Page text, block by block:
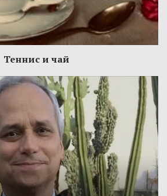
Теннис и чай